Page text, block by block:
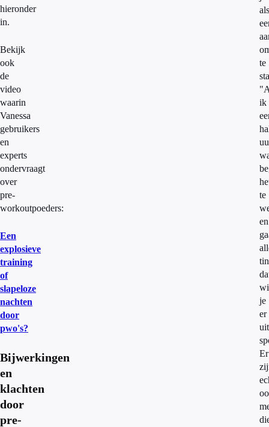
hieronder
in.
Bekijk
ook
de
video
waarin
Vanessa
gebruikers
en
experts
ondervraagt
over
pre-
workoutpoeders:
Een
explosieve
training
of
slapeloze
nachten
door
pwo's?
Bijwerkingen
en
klachten
door
pre-
als
te
ik
te
en
je
er
uit
Er